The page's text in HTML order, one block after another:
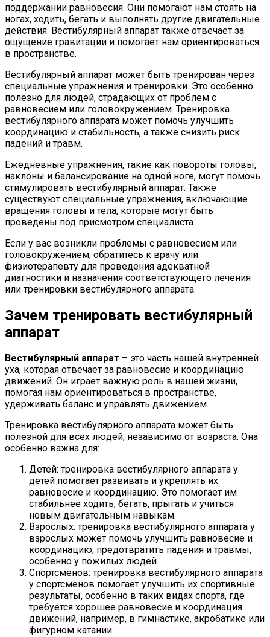
поддержании равновесия. Они помогают нам стоять на
ногах, ходить, бегать и выполнять другие двигательные
действия. Вестибулярный аппарат также отвечает за
ощущение гравитации и помогает нам ориентироваться
в пространстве.
Вестибулярный аппарат может быть тренирован через
специальные упражнения и тренировки. Это особенно
полезно для людей, страдающих от проблем с
равновесием или головокружением. Тренировка
вестибулярного аппарата может помочь улучшить
координацию и стабильность, а также снизить риск
падений и травм.
Ежедневные упражнения, такие как повороты головы,
наклоны и балансирование на одной ноге, могут помочь
стимулировать вестибулярный аппарат. Также
существуют специальные упражнения, включающие
вращения головы и тела, которые могут быть
проведены под присмотром специалиста.
Если у вас возникли проблемы с равновесием или
головокружением, обратитесь к врачу или
физиотерапевту для проведения адекватной
диагностики и назначения соответствующего лечения
или тренировки вестибулярного аппарата.
Зачем тренировать вестибулярный
аппарат
Вестибулярный аппарат – это часть нашей внутренней
уха, которая отвечает за равновесие и координацию
движений. Он играет важную роль в нашей жизни,
помогая нам ориентироваться в пространстве,
удерживать баланс и управлять движением.
Тренировка вестибулярного аппарата может быть
полезной для всех людей, независимо от возраста. Она
особенно важна для:
Детей: тренировка вестибулярного аппарата у
детей помогает развивать и укреплять их
равновесие и координацию. Это помогает им
стабильнее ходить, бегать, прыгать и учиться
новым двигательным навыкам.
Взрослых: тренировка вестибулярного аппарата у
взрослых может помочь улучшить равновесие и
координацию, предотвратить падения и травмы,
особенно у пожилых людей.
Спортсменов: тренировка вестибулярного аппарата
у спортсменов помогает улучшить их спортивные
результаты, особенно в таких видах спорта, где
требуется хорошее равновесие и координация
движений, например, в гимнастике, акробатике или
фигурном катании.